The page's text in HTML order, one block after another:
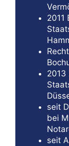
2011
2013
seit
bei
seit